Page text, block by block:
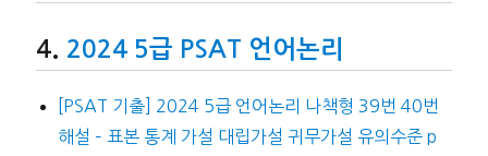
2024 5급 PSAT 언어논리
[PSAT 기출] 2024 5급 언어논리 나책형 39번 40번
해설 – 표본 통계 가설 대립가설 귀무가설 유의수준 p